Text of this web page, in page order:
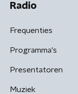
Radio
Frequenties
Programma's
Presentatoren
Muziek